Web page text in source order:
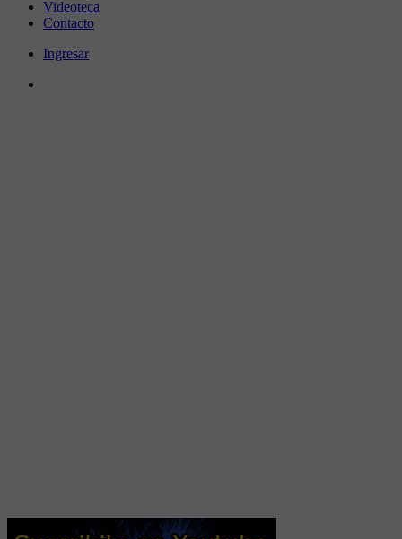
Videoteca
Contacto
Ingresar